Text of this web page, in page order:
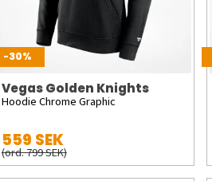
-30%
Vegas Golden Knights
Hoodie Chrome Graphic
559 SEK
(ord. 799 SEK)